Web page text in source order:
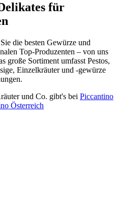
für
die besten Gewürze und
Top-Produzenten – von uns
große Sortiment umfasst Pestos,
Einzelkräuter und -gewürze
und Co. gibt's bei Piccantino
Österreich